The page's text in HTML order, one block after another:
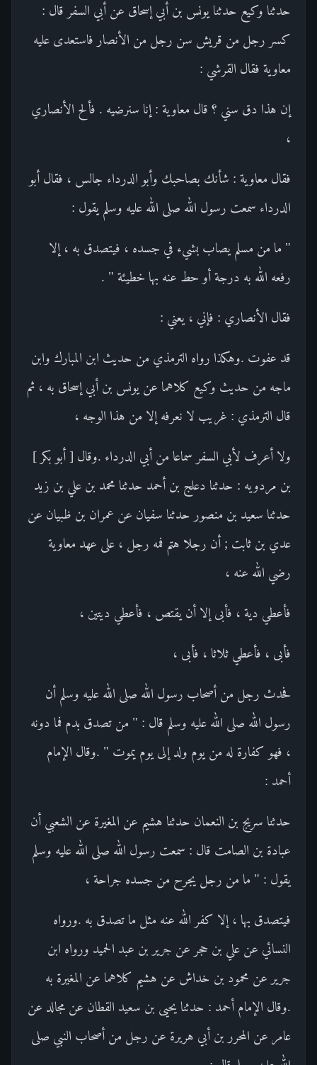
حدثنا وكيع حدثنا يونس بن أبي إسحاق عن أبي السفر قال :
كسر رجل من قريش سن رجل من الأنصار فاستعدى عليه
معاوية فقال القرشي :
إن هذا دق سني ؟ قال معاوية : إنا سنرضيه . فألح الأنصاري
،
فقال معاوية : شأنك بصاحبك وأبو الدرداء جالس ، فقال أبو
الدرداء سمعت رسول الله صلى الله عليه وسلم يقول :
" ما من مسلم يصاب بشيء في جسده ، فيتصدق به ، إلا
رفعه الله به درجة أو حط عنه بها خطيئة " .
فقال الأنصاري : فإني ، يعني :
قد عفوت .وهكذا رواه الترمذي من حديث ابن المبارك وابن
ماجه من حديث وكيع كلاهما عن يونس بن أبي إسحاق به ، ثم
قال الترمذي : غريب لا نعرفه إلا من هذا الوجه ،
ولا أعرف لأبي السفر سماعا من أبي الدرداء .وقال [ أبو بكر ]
بن مردويه : حدثنا دعلج بن أحمد حدثنا محمد بن علي بن زيد
حدثنا سعيد بن منصور حدثنا سفيان عن عمران بن ظبيان عن
عدي بن ثابت ; أن رجلا هتم فمه رجل ، على عهد معاوية
رضي الله عنه ،
فأعطي دية ، فأبى إلا أن يقتص ، فأعطي ديتين ،
فأبى ، فأعطي ثلاثا ، فأبى ،
فحدث رجل من أصحاب رسول الله صلى الله عليه وسلم أن
رسول الله صلى الله عليه وسلم قال : " من تصدق بدم فما دونه
، فهو كفارة له من يوم ولد إلى يوم يموت " .وقال الإمام
أحمد :
حدثنا سريج بن النعمان حدثنا هشيم عن المغيرة عن الشعبي أن
عبادة بن الصامت قال : سمعت رسول الله صلى الله عليه وسلم
يقول : " ما من رجل يجرح من جسده جراحة ،
فيتصدق بها ، إلا كفر الله عنه مثل ما تصدق به .ورواه
النسائي عن علي بن حجر عن جرير بن عبد الحميد ورواه ابن
جرير عن محمود بن خداش عن هشيم كلاهما عن المغيرة به
.وقال الإمام أحمد : حدثنا يحيى بن سعيد القطان عن مجالد عن
عامر عن المحرر بن أبي هريرة عن رجل من أصحاب النبي صلى